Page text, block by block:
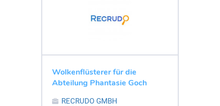
Wolkenflüsterer für die
Abteilung Phantasie Goch
RECRUDO GMBH